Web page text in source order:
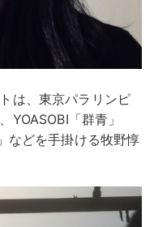
は、東京パラリンピ
YOASOBI「群青」
などを手掛ける牧野惇